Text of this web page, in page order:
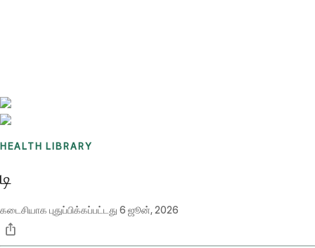
HEALTH LIBRARY
டி
கடைசியாக புதுப்பிக்கப்பட்டது 6 ஜூன், 2026